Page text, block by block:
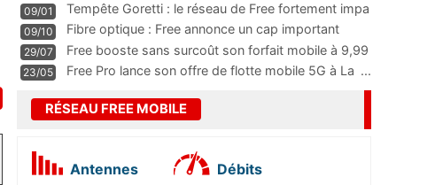
m
...
09/01
Tempête Goretti : le réseau de Free fortement impa
09/10
Fibre optique : Free annonce un cap important
pass
...
29/07
Free booste sans surcoût son forfait mobile à 9,99
23/05 Free Pro lance son offre de flotte mobile 5G à La ...
RÉSEAU FREE MOBILE
Antennes Débits